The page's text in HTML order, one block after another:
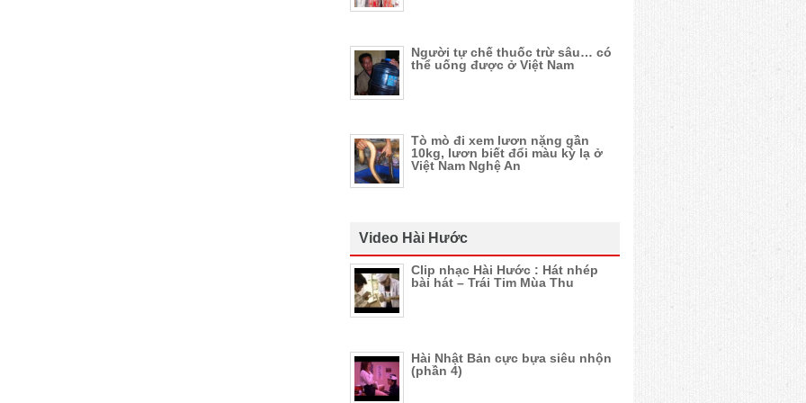
Người tự chế thuốc trừ sâu… có
thể uống được ở Việt Nam
Tò mò đi xem lươn nặng gần
10kg, lươn biết đổi màu kỳ lạ ở
Việt Nam Nghệ An
Video Hài Hước
Clip nhạc Hài Hước : Hát nhép
bài hát – Trái Tim Mùa Thu
Hài Nhật Bản cực bựa siêu nhộn
(phần 4)